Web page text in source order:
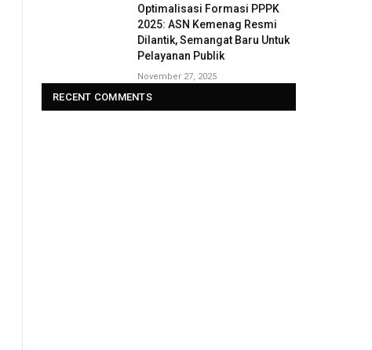
Optimalisasi Formasi PPPK
2025: ASN Kemenag Resmi
Dilantik, Semangat Baru Untuk
Pelayanan Publik
November 27, 2025
RECENT COMMENTS